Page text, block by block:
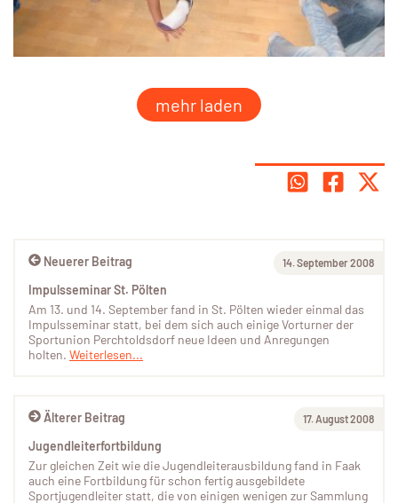
mehr laden
Älterer Beitrag 17. August 2008
Jugendleiterfortbildung
Zur gleichen Zeit wie die Jugendleiterausbildung fand in Faak
auch eine Fortbildung für schon fertig ausgebildete
Sportjugendleiter statt, die von einigen wenigen zur Sammlung
Neuerer Beitrag 14. September 2008
Impulsseminar St. Pölten
Am 13. und 14. September fand in St. Pölten wieder einmal das
Impulsseminar statt, bei dem sich auch einige Vorturner der
Sportunion Perchtoldsdorf neue Ideen und Anregungen
holten. Weiterlesen...